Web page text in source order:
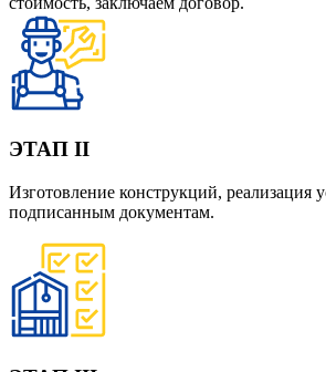
ЭТАП II
Изготовление конструкций, реализация
подписанным документам.